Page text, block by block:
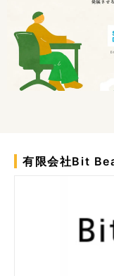
有限会社Bit